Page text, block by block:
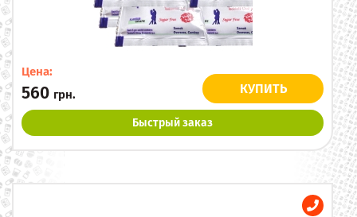
Цена:
560 грн. КУПИТЬ
Быстрый заказ